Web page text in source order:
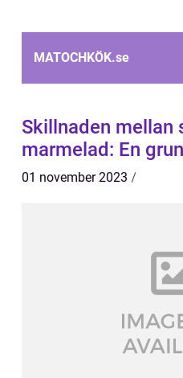
MATOCHKÖK.se
Skillnaden mellan
marmelad: En
01 november 2023